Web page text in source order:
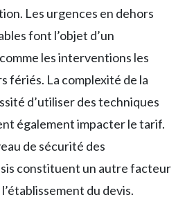
Les urgences en dehors
font l’objet d’un
les interventions les
fériés. La complexité de la
d’utiliser des techniques
également impacter le tarif.
de sécurité des
constituent un autre facteur
du devis.